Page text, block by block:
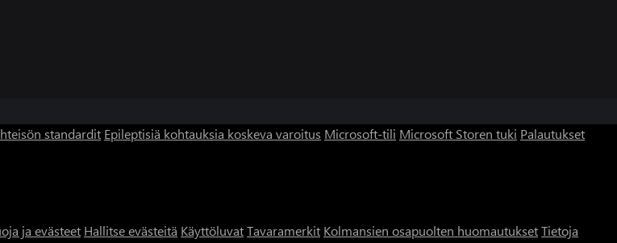
standardit Epileptisiä kohtauksia koskeva varoitus Microsoft-tili Microsoft Storen tuki Palautukset
ja evästeet Hallitse evästeitä KäyttöluvatTavaramerkit Kolmansien osapuolten huomautuksetTietoja